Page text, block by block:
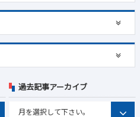
過去記事アーカイブ